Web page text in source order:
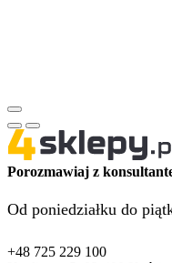
Porozmawiaj z
Od poniedziałku do
+48 725 229 100